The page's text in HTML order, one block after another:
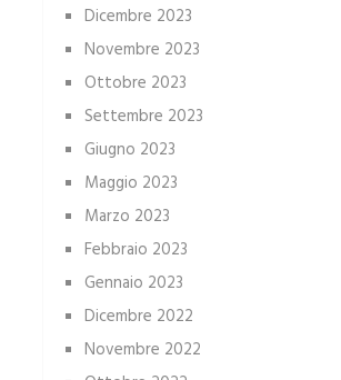
Dicembre 2023
Novembre 2023
Ottobre 2023
Settembre 2023
Giugno 2023
Maggio 2023
Marzo 2023
Febbraio 2023
Gennaio 2023
Dicembre 2022
Novembre 2022